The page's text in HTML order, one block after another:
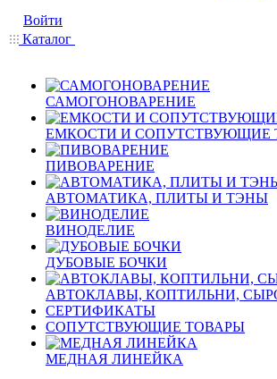
Войти
Каталог
САМОГОНОВАРЕНИЕ
ЕМКОСТИ И СОПУТСТВУЮЩИЕ
ПИВОВАРЕНИЕ
АВТОМАТИКА, ПЛИТЫ И ТЭНЫ
ВИНОДЕЛИЕ
ДУБОВЫЕ БОЧКИ
АВТОКЛАВЫ, КОПТИЛЬНИ,
СЕРТИФИКАТЫ
СОПУТСТВУЮЩИЕ ТОВАРЫ
МЕДНАЯ ЛИНЕЙКА